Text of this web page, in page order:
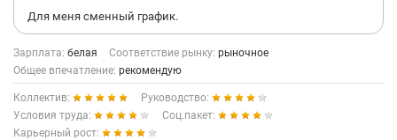
Для меня сменный график.
Зарплата: белая Соответствие рынку: рыночное
Общее впечатление: рекомендую
Коллектив:
Руководство:
Условия труда:
Соц.пакет:
Карьерный рост: